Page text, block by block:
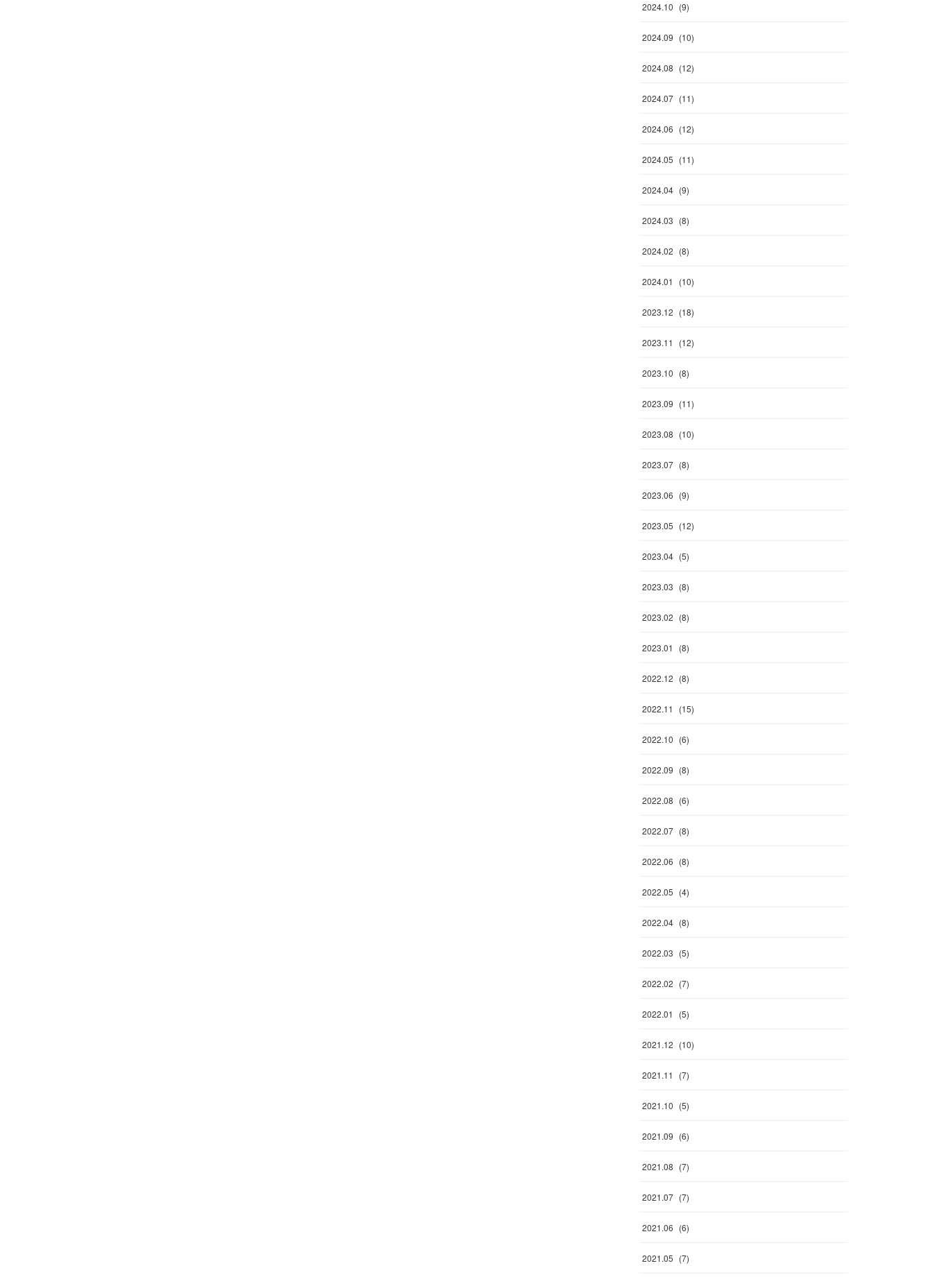
2024.10 (9)
2024.09 (10)
2024.08 (12)
2024.07 (11)
2024.06 (12)
2024.05 (11)
2024.04 (9)
2024.03 (8)
2024.02 (8)
2024.01 (10)
2023.12 (18)
2023.11 (12)
2023.10 (8)
2023.09 (11)
2023.08 (10)
2023.07 (8)
2023.06 (9)
2023.05 (12)
2023.04 (5)
2023.03 (8)
2023.02 (8)
2023.01 (8)
2022.12 (8)
2022.11 (15)
2022.10 (6)
2022.09 (8)
2022.08 (6)
2022.07 (8)
2022.06 (8)
2022.05 (4)
2022.04 (8)
2022.03 (5)
2022.02 (7)
2022.01 (5)
2021.12 (10)
2021.11 (7)
2021.10 (5)
2021.09 (6)
2021.08 (7)
2021.07 (7)
2021.06 (6)
2021.05 (7)